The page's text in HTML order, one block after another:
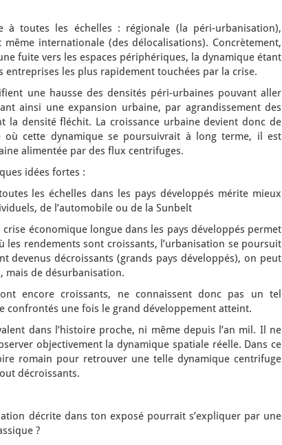
toutes les échelles : régionale (la péri-urbanisation),
internationale (des délocalisations). Concrètement,
fuite vers les espaces périphériques, la dynamique étant
les plus rapidement touchées par la crise.
une hausse des densités péri-urbaines pouvant aller
ainsi une expansion urbaine, par agrandissement des
la densité fléchit. La croissance urbaine devient donc de
où cette dynamique se poursuivrait à long terme, il est
alimentée par des flux centrifuges.
idées fortes :
les échelles dans les pays développés mérite mieux
de l’automobile ou de la Sunbelt
économique longue dans les pays développés permet
rendements sont croissants, l’urbanisation se poursuit
devenus décroissants (grands pays développés), on peut
de désurbanisation.
encore croissants, ne connaissent donc pas un tel
confrontés une fois le grand développement atteint.
dans l’histoire proche, ni même depuis l’an mil. Il ne
objectivement la dynamique spatiale réelle. Dans ce
romain pour retrouver une telle dynamique centrifuge
décroissants.
décrite dans ton exposé pourrait s’expliquer par une
?